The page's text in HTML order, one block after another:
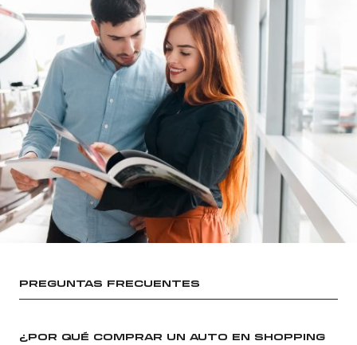
PREGUNTAS FRECUENTES
¿POR QUÉ COMPRAR UN AUTO EN SHOPPING